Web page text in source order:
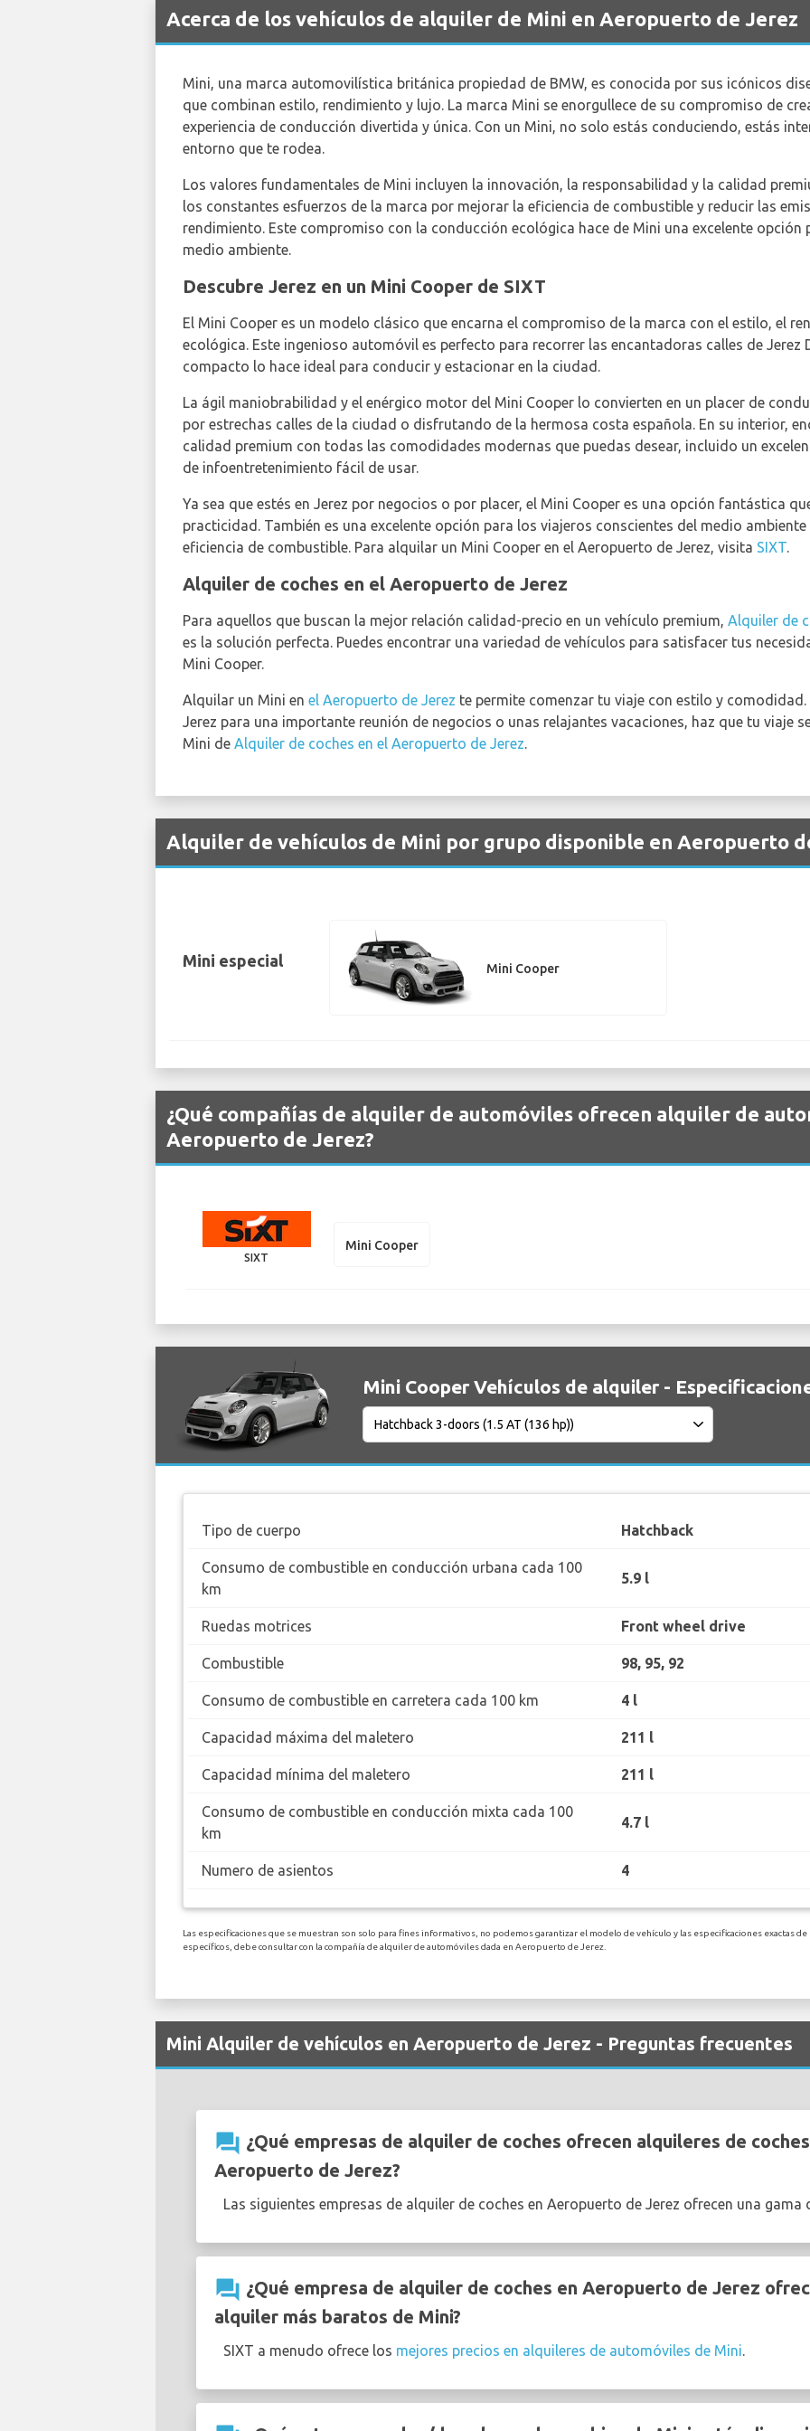
Acerca de los vehículos de alquiler de Mini en Aeropuerto de Jerez
Mini, una marca automovilística británica propiedad de BMW, es conocida por sus icónicos
que combinan estilo, rendimiento y lujo. La marca Mini se enorgullece de su compromiso de
experiencia de conducción divertida y única. Con un Mini, no solo estás conduciendo, estás
entorno que te rodea.
Los valores fundamentales de Mini incluyen la innovación, la responsabilidad y la calidad
los constantes esfuerzos de la marca por mejorar la eficiencia de combustible y reducir las
rendimiento. Este compromiso con la conducción ecológica hace de Mini una excelente opción
medio ambiente.
Descubre Jerez en un Mini Cooper de SIXT
El Mini Cooper es un modelo clásico que encarna el compromiso de la marca con el estilo, el
ecológica. Este ingenioso automóvil es perfecto para recorrer las encantadoras calles de Jerez
compacto lo hace ideal para conducir y estacionar en la ciudad.
La ágil maniobrabilidad y el enérgico motor del Mini Cooper lo convierten en un placer de
por estrechas calles de la ciudad o disfrutando de la hermosa costa española. En su interior,
calidad premium con todas las comodidades modernas que puedas desear, incluido un
de infoentretenimiento fácil de usar.
Ya sea que estés en Jerez por negocios o por placer, el Mini Cooper es una opción fantástica
practicidad. También es una excelente opción para los viajeros conscientes del medio
eficiencia de combustible. Para alquilar un Mini Cooper en el Aeropuerto de Jerez, visita SIXT.
Alquiler de coches en el Aeropuerto de Jerez
Para aquellos que buscan la mejor relación calidad-precio en un vehículo premium, Alquiler de
es la solución perfecta. Puedes encontrar una variedad de vehículos para satisfacer tus
Mini Cooper.
Alquilar un Mini en el Aeropuerto de Jerez te permite comenzar tu viaje con estilo y comodidad.
Jerez para una importante reunión de negocios o unas relajantes vacaciones, haz que tu viaje
Mini de Alquiler de coches en el Aeropuerto de Jerez.
Alquiler de vehículos de Mini por grupo disponible en Aeropuerto
Mini especial Mini Cooper
¿Qué compañías de alquiler de automóviles ofrecen alquiler de
Aeropuerto de Jerez?
SIXT
Mini Cooper
Mini Cooper Vehículos de alquiler -
Tipo de cuerpo Hatchback
Consumo de combustible en conducción urbana cada 100
km
5.9 l
Ruedas motrices Front wheel drive
Combustible 98, 95, 92
Consumo de combustible en carretera cada 100 km 4 l
Capacidad máxima del maletero 211 l
Capacidad mínima del maletero 211 l
Consumo de combustible en conducción mixta cada 100
km
4.7 l
Numero de asientos 4
Las especificaciones que se muestran son solo para fines informativos, no podemos garantizar el modelo de vehículo y las especificaciones exactas
específicos, debe consultar con la compañía de alquiler de automóviles dada en Aeropuerto de Jerez.
Mini Alquiler de vehículos en Aeropuerto de Jerez - Preguntas frecuentes
question_answer ¿Qué empresas de alquiler de coches ofrecen alquileres de
Aeropuerto de Jerez?
Las siguientes empresas de alquiler de coches en Aeropuerto de Jerez ofrecen una
question_answer ¿Qué empresa de alquiler de coches en Aeropuerto de Jerez
alquiler más baratos de Mini?
SIXT a menudo ofrece los mejores precios en alquileres de automóviles de Mini.